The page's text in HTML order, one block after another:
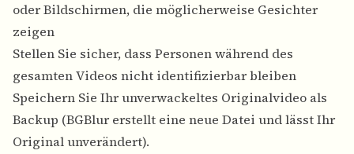
oder Bildschirmen, die möglicherweise Gesichter
zeigen
Stellen Sie sicher, dass Personen während des
gesamten Videos nicht identifizierbar bleiben
Speichern Sie Ihr unverwackeltes Originalvideo als
Backup (BGBlur erstellt eine neue Datei und lässt Ihr
Original unverändert).